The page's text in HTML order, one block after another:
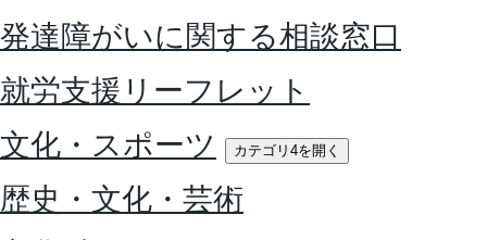
発達障がいに関する相談窓口
就労支援リーフレット
文化・スポーツ
カテゴリ4を開く
歴史・文化・芸術